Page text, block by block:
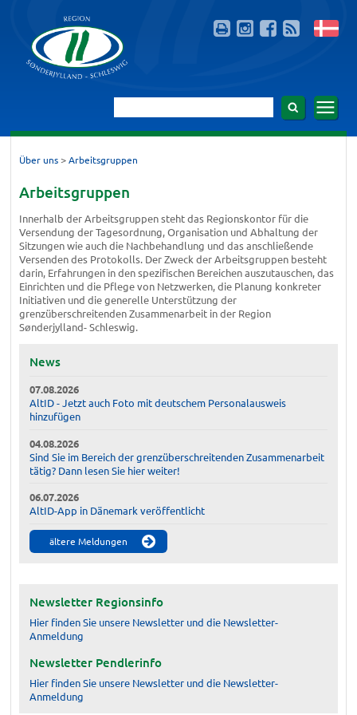
Über uns > Arbeitsgruppen
Arbeitsgruppen
Innerhalb der Arbeitsgruppen steht das Regionskontor für die
Versendung der Tagesordnung, Organisation und Abhaltung der
Sitzungen wie auch die Nachbehandlung und das anschließende
Versenden des Protokolls. Der Zweck der Arbeitsgruppen besteht
darin, Erfahrungen in den spezifischen Bereichen auszutauschen, das
Einrichten und die Pflege von Netzwerken, die Planung konkreter
Initiativen und die generelle Unterstützung der
grenzüberschreitenden Zusammenarbeit in der Region
Sønderjylland- Schleswig.
News
07.08.2026
AltID - Jetzt auch Foto mit deutschem Personalausweis
hinzufügen
04.08.2026
Sind Sie im Bereich der grenzüberschreitenden Zusammenarbeit
tätig? Dann lesen Sie hier weiter!
06.07.2026
AltID-App in Dänemark veröffentlicht
ältere Meldungen
Newsletter Regionsinfo
Hier finden Sie unsere Newsletter und die Newsletter-
Anmeldung
Newsletter Pendlerinfo
Hier finden Sie unsere Newsletter und die Newsletter-
Anmeldung